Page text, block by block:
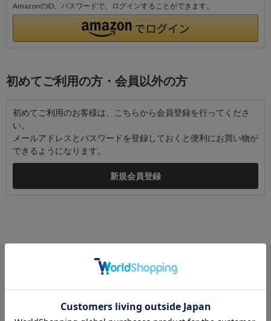
AmazonのID、パスワードで、ログインすることができます。
初めてご利用の方・会員以外の方
初めてご利用のお客様は、こちらから会員登録を行ってくださ
い。
メールアドレスとパスワードを登録しておくと便利にお買い物が
できるようになります。